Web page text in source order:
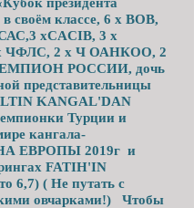
своём классе, 6 х ВОВ,
хCACIB, 3 х
ЧФЛС, 2 х Ч ОАНКОО, 2
РОССИИ, дочь
представительницы
KANGAL'DAN
Турции и
кангала-
ЕВРОПЫ 2019г и
FATIH'IN
6,7) ( Не путать с
овчарками!) Чтобы